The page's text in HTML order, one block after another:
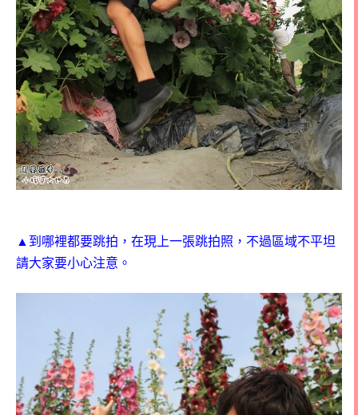
▲到哪裡都要跳拍，在現上一張跳拍照，不過區域不平坦
請大家要小心注意。